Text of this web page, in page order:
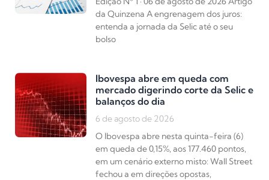
da Quinzena A engrenagem dos juros:
entenda a jornada da Selic até o seu
bolso
Ibovespa abre em queda com
mercado digerindo corte da Selic e
balanços do dia
6 de agosto de 2026
O Ibovespa abre nesta quinta-feira (6)
em queda de 0,15%, aos 177.460 pontos,
em um cenário externo misto: Wall Street
fechou a em direções opostas,